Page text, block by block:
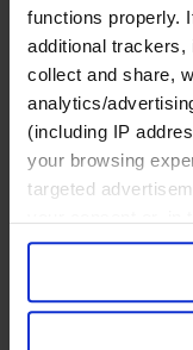
functions properly.
additional trackers,
collect and share,
analytics/
(including IP
your browsing
targeted
your data for
Sell or Share My
the website. You
browser. For
化工与过程工
机械与工业技术
汽车与交通设备
能源业
金属与矿业
金融服务业
投资银行、企
数字化资产、